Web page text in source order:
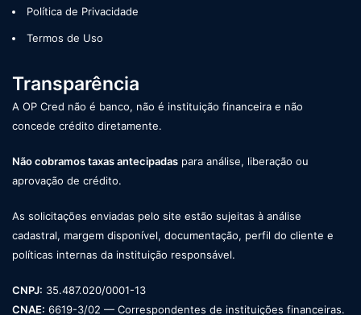
Política de Privacidade
Termos de Uso
Transparência
A OP Cred não é banco, não é instituição financeira e não
concede crédito diretamente.
Não cobramos taxas antecipadas para análise, liberação ou
aprovação de crédito.
As solicitações enviadas pelo site estão sujeitas à análise
cadastral, margem disponível, documentação, perfil do cliente e
políticas internas da instituição responsável.
CNPJ: 35.487.020/0001-13
CNAE: 6619-3/02 — Correspondentes de instituições financeiras.